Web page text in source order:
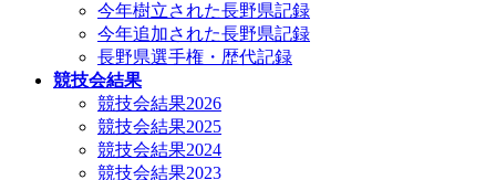
今年樹立された長野県記録
今年追加された長野県記録
長野県選手権・歴代記録
競技会結果
競技会結果2026
競技会結果2025
競技会結果2024
競技会結果2023